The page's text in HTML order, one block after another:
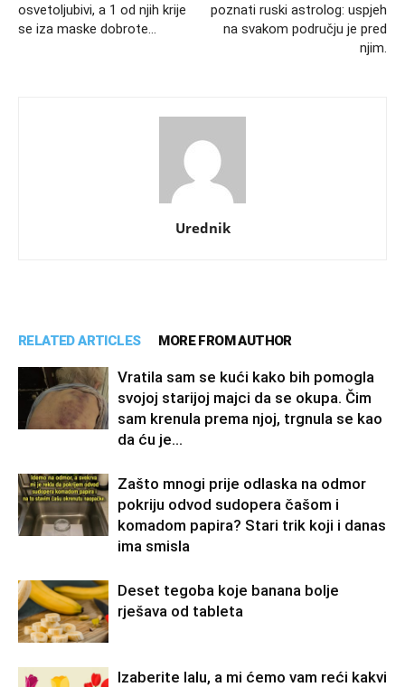
osvetoljubivi, a 1 od njih krije
se iza maske dobrote…
poznati ruski astrolog: uspjeh
na svakom području je pred
njim.
Urednik
RELATED ARTICLES MORE FROM AUTHOR
Vratila sam se kući kako bih pomogla
svojoj starijoj majci da se okupa. Čim
sam krenula prema njoj, trgnula se kao
da ću je...
Zašto mnogi prije odlaska na odmor
pokriju odvod sudopera čašom i
komadom papira? Stari trik koji i danas
ima smisla
Deset tegoba koje banana bolje
rješava od tableta
Izaberite lalu, a mi ćemo vam reći kakvi